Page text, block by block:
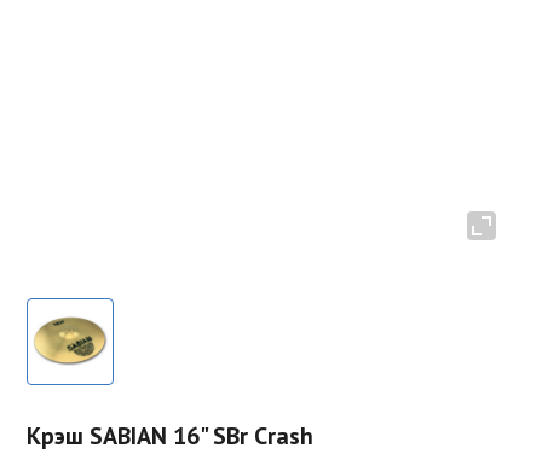
Крэш SABIAN 16" SBr Crash